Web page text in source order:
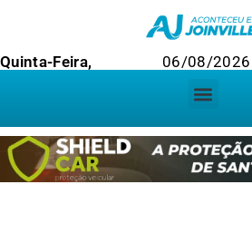
Quinta-Feira, 06/08/2026